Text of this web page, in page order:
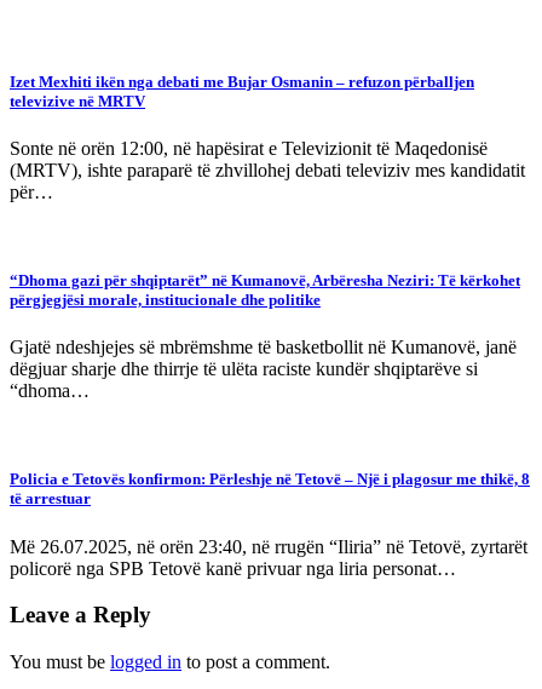
Izet Mexhiti ikën nga debati me Bujar Osmanin – refuzon përballjen
televizive në MRTV
Sonte në orën 12:00, në hapësirat e Televizionit të Maqedonisë
(MRTV), ishte paraparë të zhvillohej debati televiziv mes kandidatit
për…
“Dhoma gazi për shqiptarët” në Kumanovë, Arbëresha Neziri: Të kërkohet
përgjegjësi morale, institucionale dhe politike
Gjatë ndeshjejes së mbrëmshme të basketbollit në Kumanovë, janë
dëgjuar sharje dhe thirrje të ulëta raciste kundër shqiptarëve si
“dhoma…
Policia e Tetovës konfirmon: Përleshje në Tetovë – Një i plagosur me thikë, 8
të arrestuar
Më 26.07.2025, në orën 23:40, në rrugën “Iliria” në Tetovë, zyrtarët
policorë nga SPB Tetovë kanë privuar nga liria personat…
Leave a Reply
You must be logged in to post a comment.